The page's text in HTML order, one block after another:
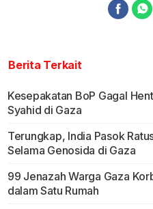
Berita Terkait
Kesepakatan BoP Gagal
Syahid di Gaza
Terungkap, India Pasok
Selama Genosida di Gaza
99 Jenazah Warga Gaza
dalam Satu Rumah